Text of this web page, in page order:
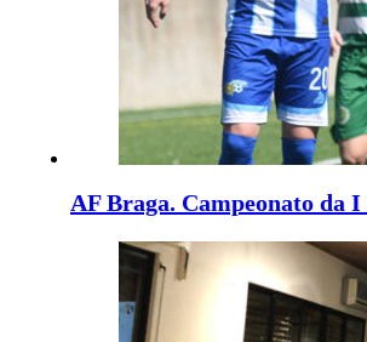
AF Braga. Campeonato da